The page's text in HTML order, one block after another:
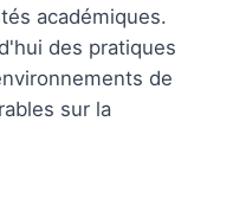
académiques.
des pratiques
de
sur la